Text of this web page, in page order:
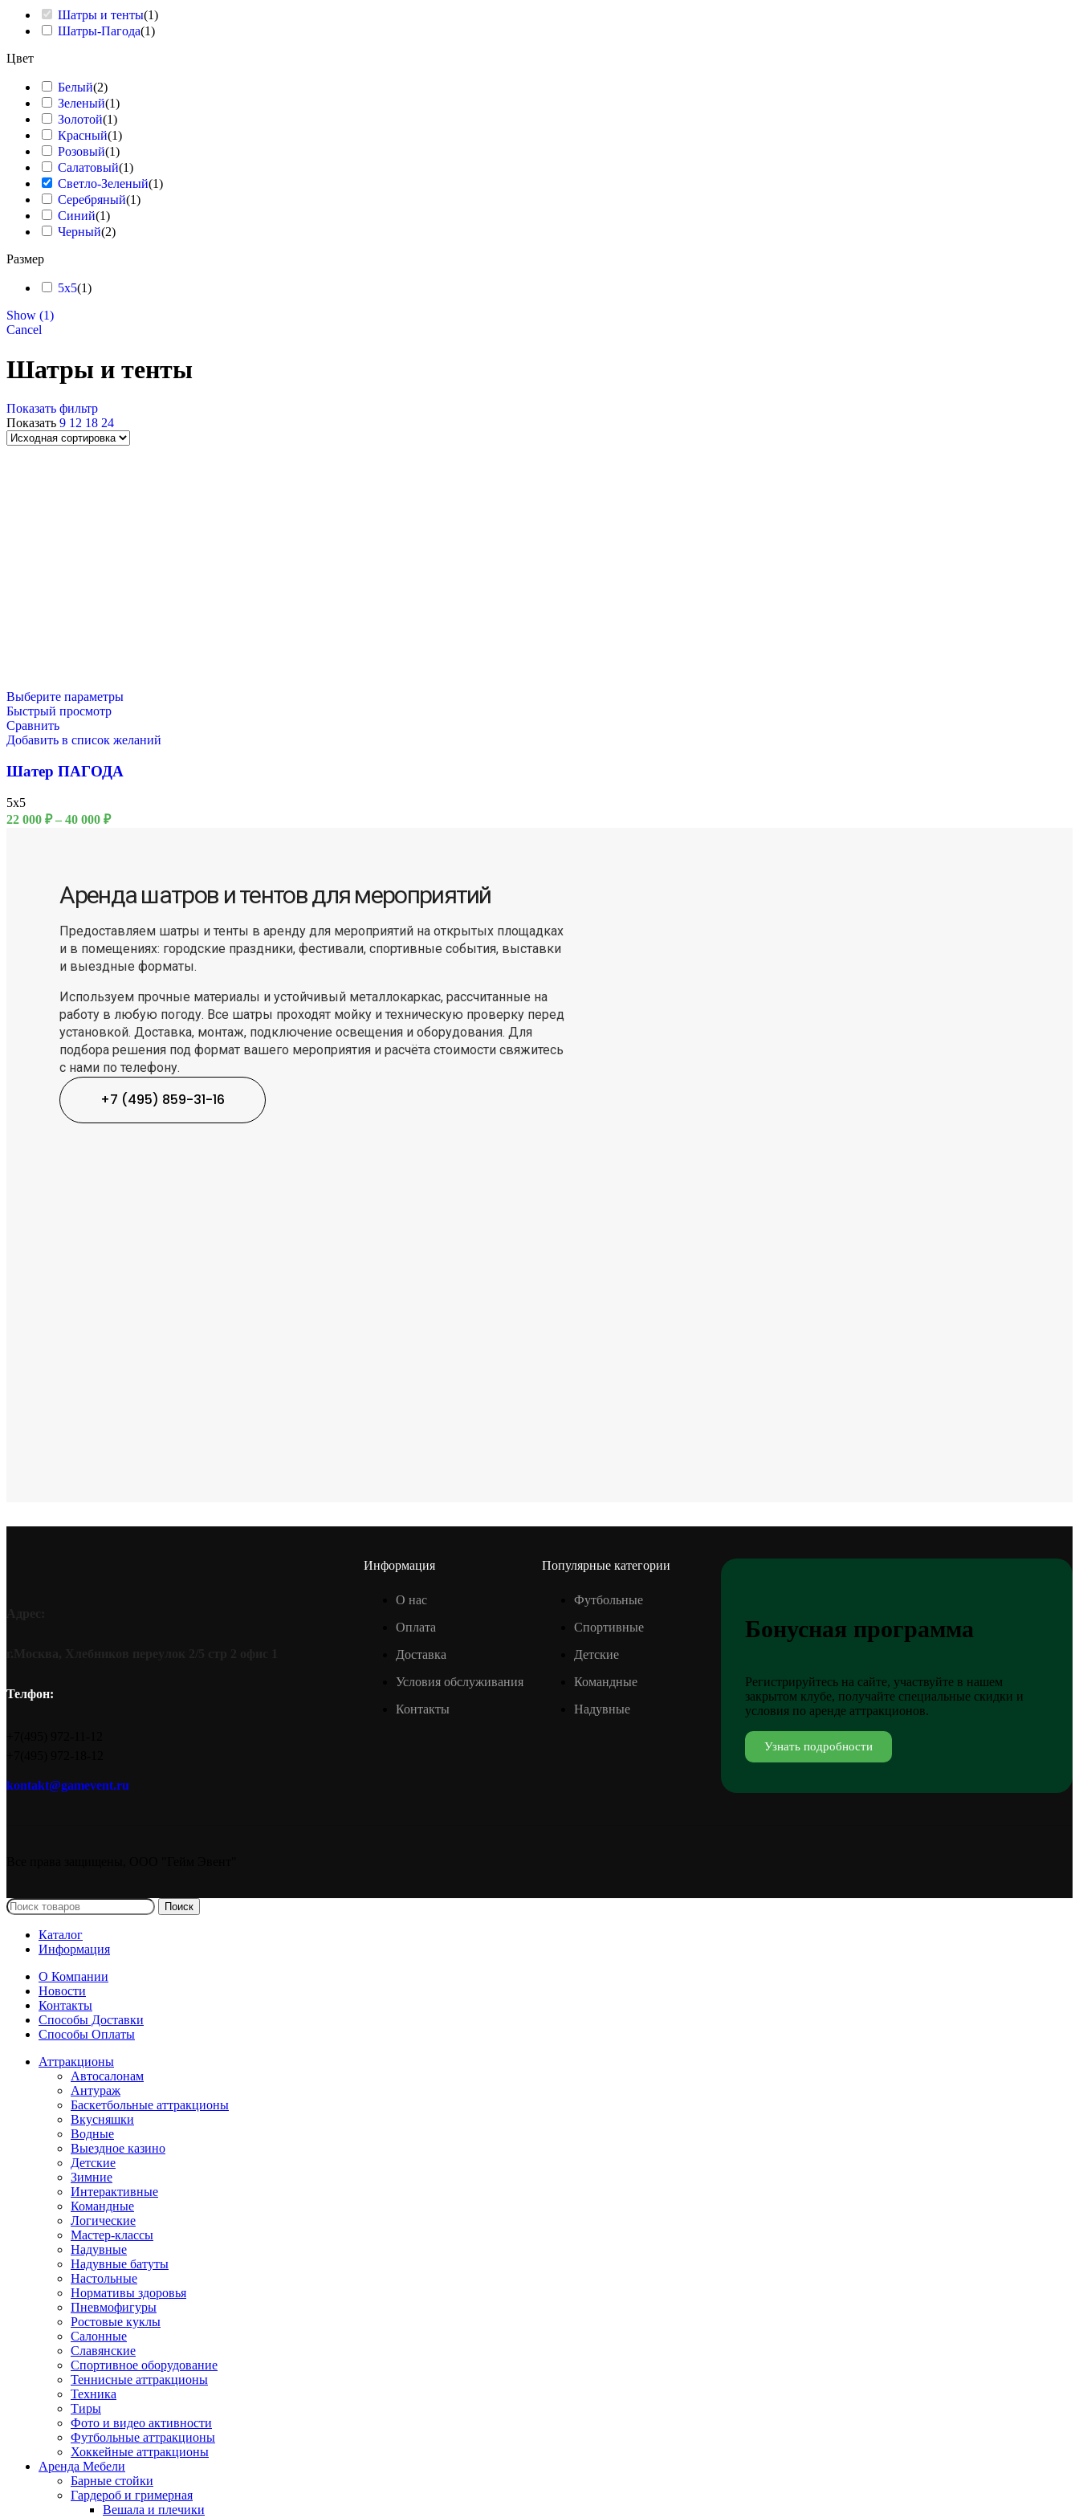
Шатры и тенты(1)
Шатры-Пагода(1)
Цвет
Белый(2)
Зеленый(1)
Золотой(1)
Красный(1)
Розовый(1)
Салатовый(1)
Светло-Зеленый(1)
Серебряный(1)
Синий(1)
Черный(2)
Размер
5x5(1)
Show (1)
Cancel
Шатры и тенты
Показать фильтр
Показать 9 12 18 24
Выберите параметры
Быстрый просмотр
Сравнить
Добавить в список желаний
Шатер ПАГОДА
5x5
22 000 ₽ – 40 000 ₽
Аренда шатров и тентов для мероприятий
Предоставляем шатры и тенты в аренду для мероприятий на открытых площадках
и в помещениях: городские праздники, фестивали, спортивные события, выставки
и выездные форматы.
Используем прочные материалы и устойчивый металлокаркас, рассчитанные на
работу в любую погоду. Все шатры проходят мойку и техническую проверку перед
установкой. Доставка, монтаж, подключение освещения и оборудования. Для
подбора решения под формат вашего мероприятия и расчёта стоимости свяжитесь
с нами по телефону.
+7 (495) 859-31-16
Телфон:
kontakt@gamevent.ru
Информация
О нас
Оплата
Доставка
Условия обслуживания
Контакты
Популярные категории
Футбольные
Спортивные
Детские
Командные
Надувные
Бонусная программа
Регистрируйтесь на сайте, участвуйте в нашем
закрытом клубе, получайте специальные скидки и
условия по аренде аттракционов.
Узнать подробности
Поиск
Каталог
Информация
О Компании
Новости
Контакты
Способы Доставки
Способы Оплаты
Аттракционы
Автосалонам
Антураж
Баскетбольные аттракционы
Вкусняшки
Водные
Выездное казино
Детские
Зимние
Интерактивные
Командные
Логические
Мастер-классы
Надувные
Надувные батуты
Настольные
Нормативы здоровья
Пневмофигуры
Ростовые куклы
Салонные
Славянские
Спортивное оборудование
Теннисные аттракционы
Техника
Тиры
Фото и видео активности
Футбольные аттракционы
Хоккейные аттракционы
Аренда Мебели
Барные стойки
Гардероб и гримерная
Вешала и плечики